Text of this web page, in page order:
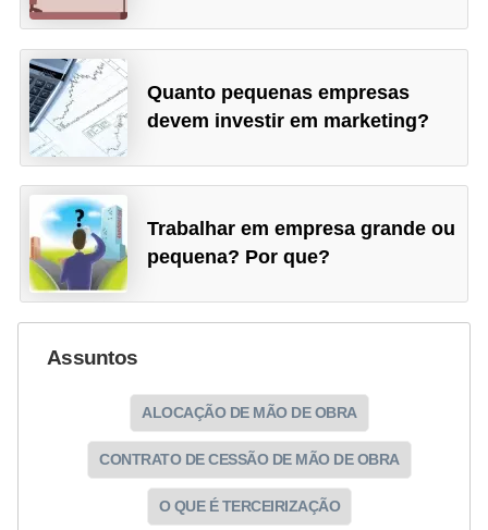
Quanto pequenas empresas
devem investir em marketing?
Trabalhar em empresa grande ou
pequena? Por que?
Assuntos
ALOCAÇÃO DE MÃO DE OBRA
CONTRATO DE CESSÃO DE MÃO DE OBRA
O QUE É TERCEIRIZAÇÃO